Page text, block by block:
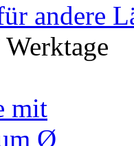
andere